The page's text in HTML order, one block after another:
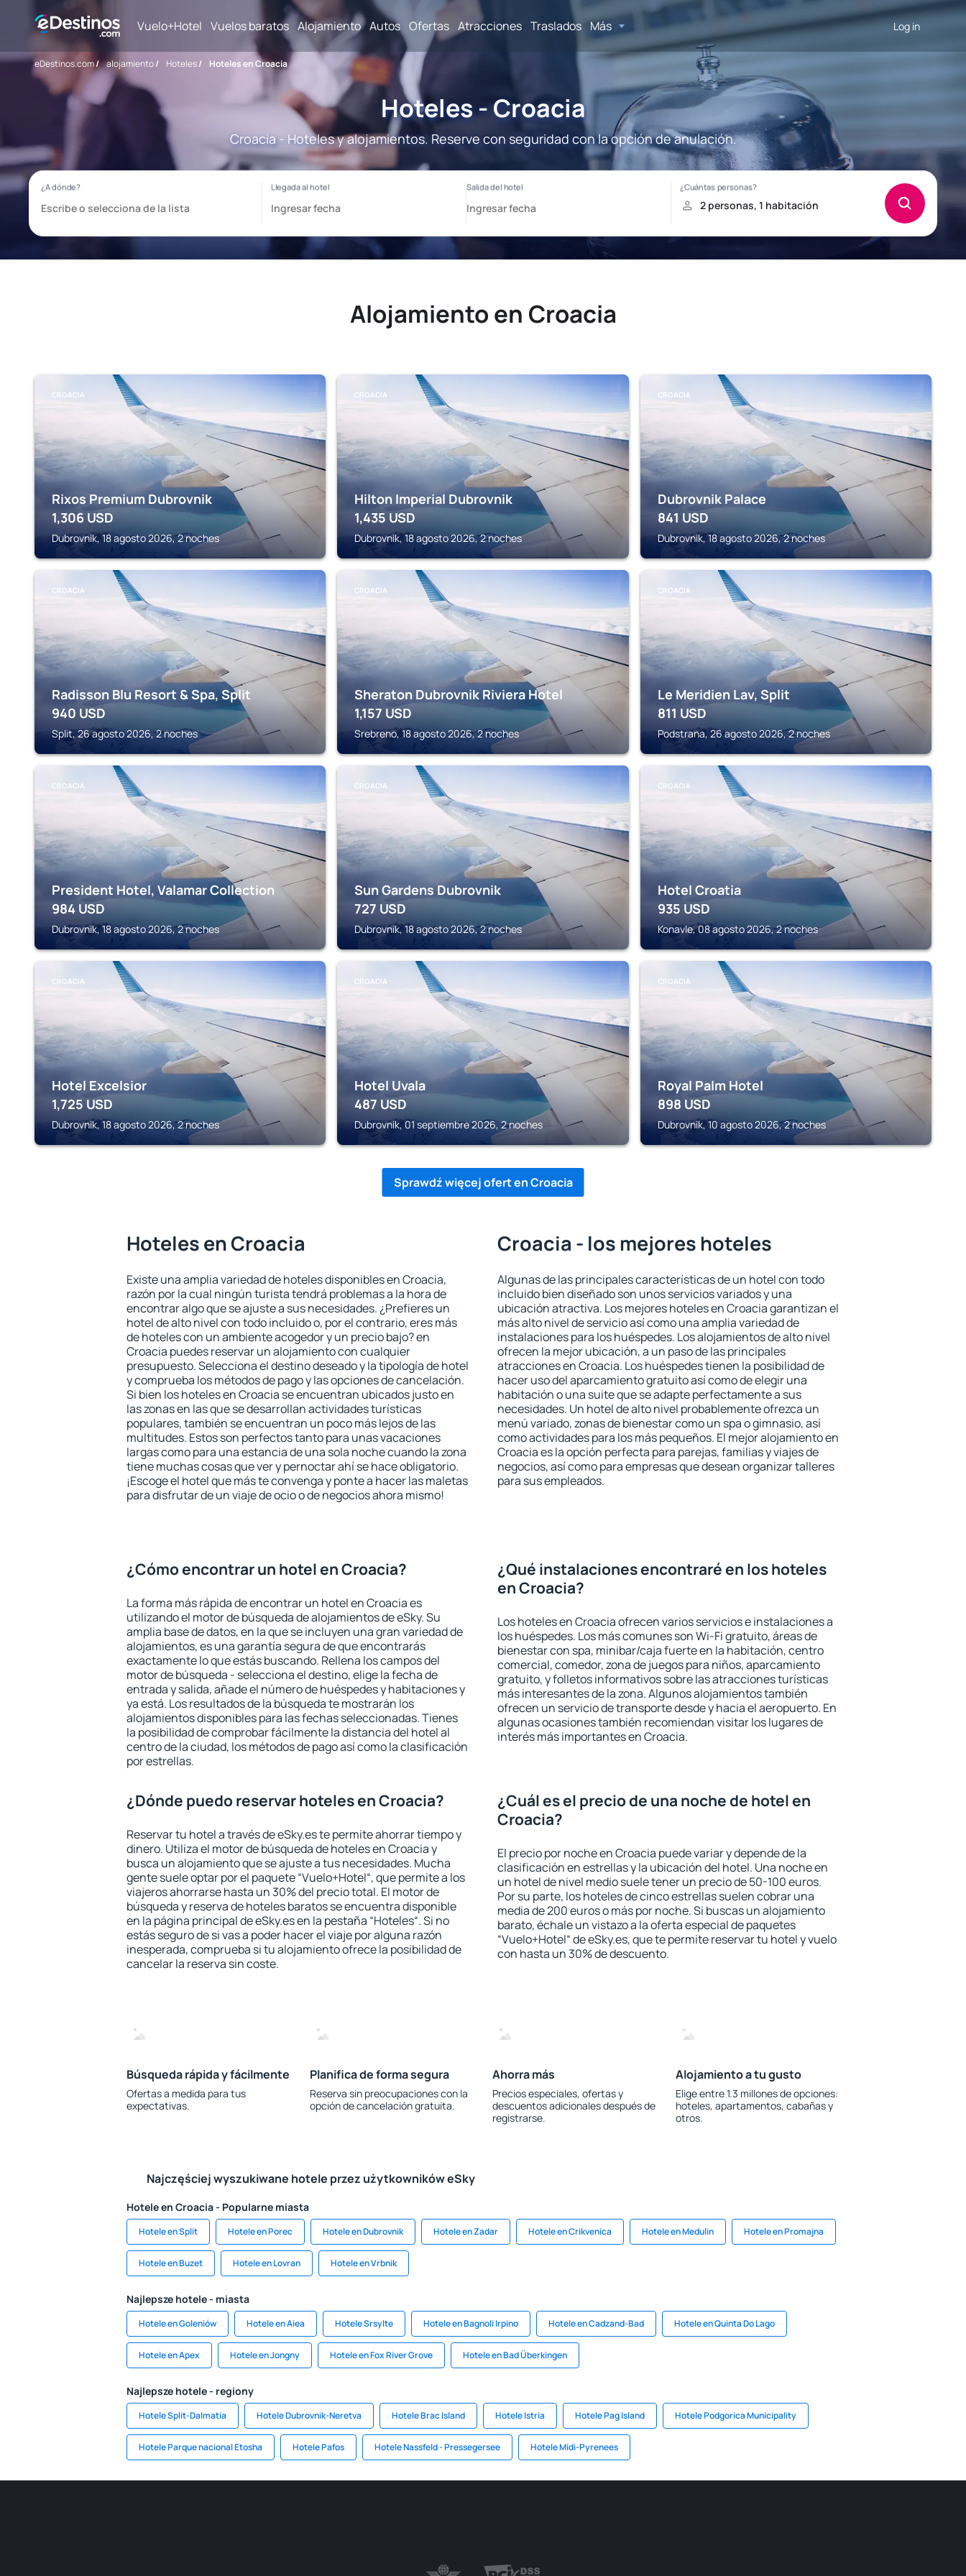
Vuelo+Hotel Vuelos baratos Alojamiento Autos Ofertas Atracciones Traslados Más Log in
eDestinos.com/ alojamiento/ Hoteles/ Hoteles en Croacia
Hoteles - Croacia
Croacia - Hoteles y alojamientos. Reserve con seguridad con la opción de anulación.
Alojamiento en Croacia
CROACIA
Rixos Premium Dubrovnik
1,306 USD
Dubrovnik, 18 agosto 2026, 2 noches
CROACIA
Hilton Imperial Dubrovnik
1,435 USD
Dubrovnik, 18 agosto 2026, 2 noches
CROACIA
Dubrovnik Palace
841 USD
Dubrovnik, 18 agosto 2026, 2 noches
CROACIA
Radisson Blu Resort & Spa, Split
940 USD
Split, 26 agosto 2026, 2 noches
CROACIA
Sheraton Dubrovnik Riviera Hotel
1,157 USD
Srebreno, 18 agosto 2026, 2 noches
CROACIA
Le Meridien Lav, Split
811 USD
Podstrana, 26 agosto 2026, 2 noches
CROACIA
President Hotel, Valamar Collection
984 USD
Dubrovnik, 18 agosto 2026, 2 noches
CROACIA
Sun Gardens Dubrovnik
727 USD
Dubrovnik, 18 agosto 2026, 2 noches
CROACIA
Hotel Croatia
935 USD
Konavle, 08 agosto 2026, 2 noches
CROACIA
Hotel Excelsior
1,725 USD
Dubrovnik, 18 agosto 2026, 2 noches
CROACIA
Hotel Uvala
487 USD
Dubrovnik, 01 septiembre 2026, 2 noches
CROACIA
Royal Palm Hotel
898 USD
Dubrovnik, 10 agosto 2026, 2 noches
Sprawdź więcej ofert en Croacia
Hoteles en Croacia
Existe una amplia variedad de hoteles disponibles en Croacia,
razón por la cual ningún turista tendrá problemas a la hora de
encontrar algo que se ajuste a sus necesidades. ¿Prefieres un
hotel de alto nivel con todo incluido o, por el contrario, eres más
de hoteles con un ambiente acogedor y un precio bajo? en
Croacia puedes reservar un alojamiento con cualquier
presupuesto. Selecciona el destino deseado y la tipología de hotel
y comprueba los métodos de pago y las opciones de cancelación.
Si bien los hoteles en Croacia se encuentran ubicados justo en
las zonas en las que se desarrollan actividades turísticas
populares, también se encuentran un poco más lejos de las
multitudes. Estos son perfectos tanto para unas vacaciones
largas como para una estancia de una sola noche cuando la zona
tiene muchas cosas que ver y pernoctar ahí se hace obligatorio.
¡Escoge el hotel que más te convenga y ponte a hacer las maletas
para disfrutar de un viaje de ocio o de negocios ahora mismo!
Croacia - los mejores hoteles
Algunas de las principales características de un hotel con todo
incluido bien diseñado son unos servicios variados y una
ubicación atractiva. Los mejores hoteles en Croacia garantizan el
más alto nivel de servicio así como una amplia variedad de
instalaciones para los huéspedes. Los alojamientos de alto nivel
ofrecen la mejor ubicación, a un paso de las principales
atracciones en Croacia. Los huéspedes tienen la posibilidad de
hacer uso del aparcamiento gratuito así como de elegir una
habitación o una suite que se adapte perfectamente a sus
necesidades. Un hotel de alto nivel probablemente ofrezca un
menú variado, zonas de bienestar como un spa o gimnasio, así
como actividades para los más pequeños. El mejor alojamiento en
Croacia es la opción perfecta para parejas, familias y viajes de
negocios, así como para empresas que desean organizar talleres
para sus empleados.
¿Cómo encontrar un hotel en Croacia?
La forma más rápida de encontrar un hotel en Croacia es
utilizando el motor de búsqueda de alojamientos de eSky. Su
amplia base de datos, en la que se incluyen una gran variedad de
alojamientos, es una garantía segura de que encontrarás
exactamente lo que estás buscando. Rellena los campos del
motor de búsqueda - selecciona el destino, elige la fecha de
entrada y salida, añade el número de huéspedes y habitaciones y
ya está. Los resultados de la búsqueda te mostrarán los
alojamientos disponibles para las fechas seleccionadas. Tienes
la posibilidad de comprobar fácilmente la distancia del hotel al
centro de la ciudad, los métodos de pago así como la clasificación
por estrellas.
¿Qué instalaciones encontraré en los hoteles
en Croacia?
Los hoteles en Croacia ofrecen varios servicios e instalaciones a
los huéspedes. Los más comunes son Wi-Fi gratuito, áreas de
bienestar con spa, minibar/caja fuerte en la habitación, centro
comercial, comedor, zona de juegos para niños, aparcamiento
gratuito, y folletos informativos sobre las atracciones turísticas
más interesantes de la zona. Algunos alojamientos también
ofrecen un servicio de transporte desde y hacia el aeropuerto. En
algunas ocasiones también recomiendan visitar los lugares de
interés más importantes en Croacia.
¿Dónde puedo reservar hoteles en Croacia?
Reservar tu hotel a través de eSky.es te permite ahorrar tiempo y
dinero. Utiliza el motor de búsqueda de hoteles en Croacia y
busca un alojamiento que se ajuste a tus necesidades. Mucha
gente suele optar por el paquete “Vuelo+Hotel“, que permite a los
viajeros ahorrarse hasta un 30% del precio total. El motor de
búsqueda y reserva de hoteles baratos se encuentra disponible
en la página principal de eSky.es en la pestaña “Hoteles“. Si no
estás seguro de si vas a poder hacer el viaje por alguna razón
inesperada, comprueba si tu alojamiento ofrece la posibilidad de
cancelar la reserva sin coste.
¿Cuál es el precio de una noche de hotel en
Croacia?
El precio por noche en Croacia puede variar y depende de la
clasificación en estrellas y la ubicación del hotel. Una noche en
un hotel de nivel medio suele tener un precio de 50-100 euros.
Por su parte, los hoteles de cinco estrellas suelen cobrar una
media de 200 euros o más por noche. Si buscas un alojamiento
barato, échale un vistazo a la oferta especial de paquetes
“Vuelo+Hotel“ de eSky.es, que te permite reservar tu hotel y vuelo
con hasta un 30% de descuento.
Búsqueda rápida y fácilmente
Ofertas a medida para tus
expectativas.
Planifica de forma segura
Reserva sin preocupaciones con la
opción de cancelación gratuita.
Ahorra más
Precios especiales, ofertas y
descuentos adicionales después de
registrarse.
Alojamiento a tu gusto
Elige entre 1.3 millones de opciones:
hoteles, apartamentos, cabañas y
otros.
Najczęściej wyszukiwane hotele przez użytkowników eSky
Hotele en Croacia - Popularne miasta
Hotele en Split Hotele en Porec Hotele en Dubrovnik Hotele en Zadar Hotele en Crikvenica Hotele en Medulin Hotele en Promajna
Hotele en Buzet Hotele en Lovran Hotele en Vrbnik
Najlepsze hotele - miasta
Hotele en Goleniów Hotele en Aiea Hotele Srsylte Hotele en Bagnoli Irpino Hotele en Cadzand-Bad Hotele en Quinta Do Lago
Hotele en Apex Hotele en Jongny Hotele en Fox River Grove Hotele en Bad Überkingen
Najlepsze hotele - regiony
Hotele Split-Dalmatia Hotele Dubrovnik-Neretva Hotele Brac Island Hotele Istria Hotele Pag Island Hotele Podgorica Municipality
Hotele Parque nacional Etosha Hotele Pafos Hotele Nassfeld - Pressegersee Hotele Midi-Pyrenees